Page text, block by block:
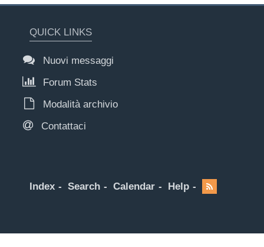
QUICK LINKS
Nuovi messaggi
Forum Stats
Modalità archivio
Contattaci
Index Search Calendar Help